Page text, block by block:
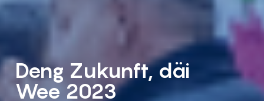
Deng Zukunft, däi
Wee 2023